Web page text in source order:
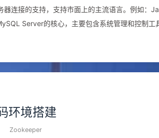
器连接的支持，支持市面上的主流语言。例如：
Server的核心，主要包含系统管理和控制
互 ...
环境搭建
Zookeeper